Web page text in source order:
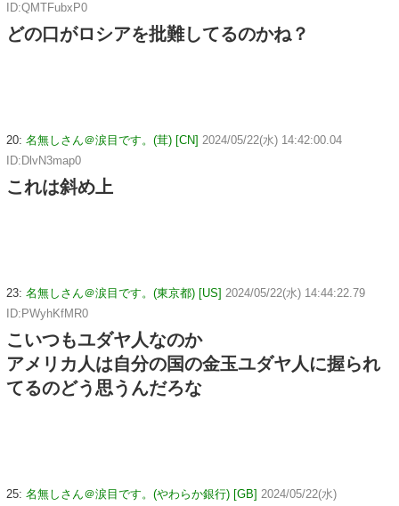
ID:QMTFubxP0
どの口がロシアを批難してるのかね？
20: 名無しさん＠涙目です。(茸) [CN] 2024/05/22(水) 14:42:00.04
ID:DlvN3map0
これは斜め上
23: 名無しさん＠涙目です。(東京都) [US] 2024/05/22(水) 14:44:22.79
ID:PWyhKfMR0
こいつもユダヤ人なのか
アメリカ人は自分の国の金玉ユダヤ人に握られ
てるのどう思うんだろな
25: 名無しさん＠涙目です。(やわらか銀行) [GB] 2024/05/22(水)